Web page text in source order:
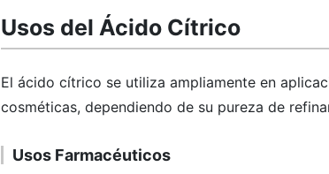
Usos del Ácido Cítrico
El ácido cítrico se utiliza ampliamente en
cosméticas, dependiendo de su pureza de
Usos Farmacéuticos